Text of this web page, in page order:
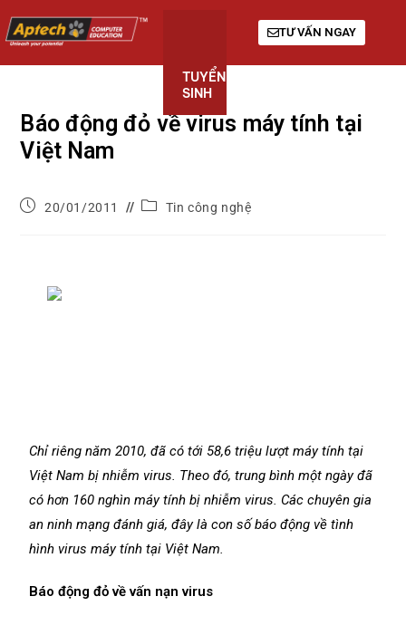
TUYỂN
SINH
TƯ VẤN NGAY
Báo động đỏ về virus máy tính tại
Việt Nam
20/01/2011 Tin công nghệ
Chỉ riêng năm 2010, đã có tới 58,6 triệu lượt máy tính tại
Việt Nam bị nhiễm virus. Theo đó, trung bình một ngày đã
có hơn 160 nghìn máy tính bị nhiễm virus. Các chuyên gia
an ninh mạng đánh giá, đây là con số báo động về tình
hình virus máy tính tại Việt Nam.
Báo động đỏ về vấn nạn virus